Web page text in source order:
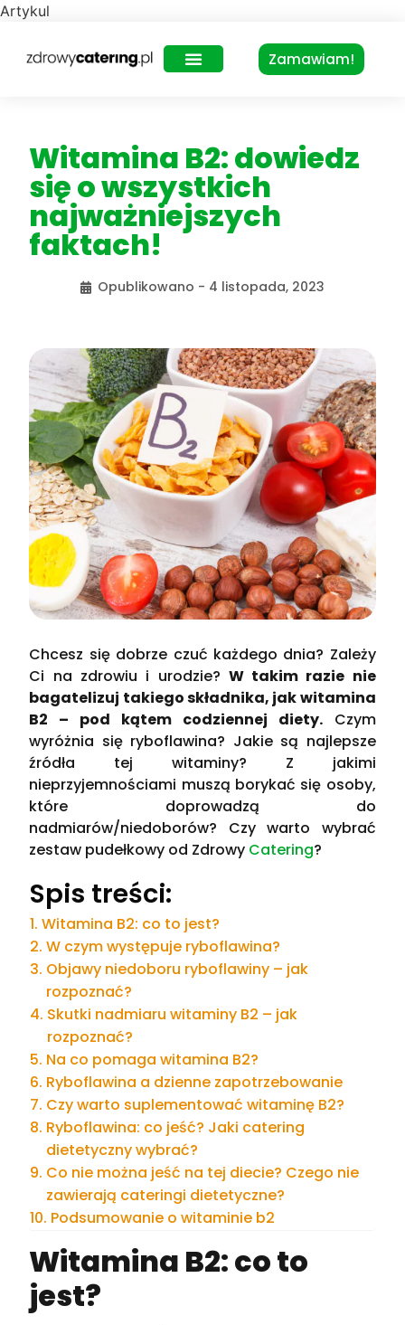
Artykul
Zamawiam!
Witamina B2: dowiedz
się o wszystkich
najważniejszych
faktach!
Opublikowano - 4 listopada, 2023
Chcesz się dobrze czuć każdego dnia? Zależy
Ci na zdrowiu i urodzie? W takim razie nie
bagatelizuj takiego składnika, jak witamina
B2 – pod kątem codziennej diety.Czym
wyróżnia się ryboflawina? Jakie są najlepsze
źródła tej witaminy? Z jakimi
nieprzyjemnościami muszą borykać się osoby,
które doprowadzą do
nadmiarów/niedoborów? Czy warto wybrać
zestaw pudełkowy od Zdrowy Catering?
Spis treści:
Witamina B2: co to jest?
W czym występuje ryboflawina?
Objawy niedoboru ryboflawiny – jak
rozpoznać?
Skutki nadmiaru witaminy B2 – jak
rozpoznać?
Na co pomaga witamina B2?
Ryboflawina a dzienne zapotrzebowanie
Czy warto suplementować witaminę B2?
Ryboflawina: co jeść? Jaki catering
dietetyczny wybrać?
Co nie można jeść na tej diecie? Czego nie
zawierają cateringi dietetyczne?
Podsumowanie o witaminie b2
Witamina B2: co to
jest?